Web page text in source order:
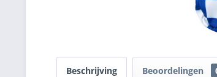
Beschrijving Beoordelingen